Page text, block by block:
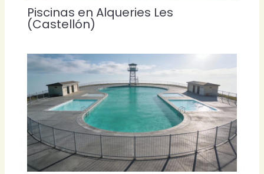
Piscinas en Alqueries Les
(Castellón)